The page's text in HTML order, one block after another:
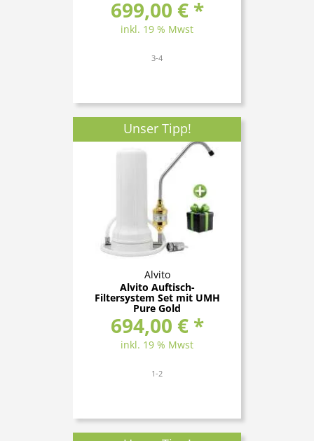
699,00 € *
inkl. 19 % Mwst
3-4
Unser Tipp!
Alvito
Alvito Auftisch-
Filtersystem Set mit UMH
Pure Gold
694,00 € *
inkl. 19 % Mwst
1-2